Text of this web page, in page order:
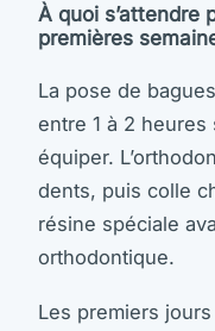
À quoi s’attendre
premières
La pose de
entre 1 à 2
équiper.
dents, puis colle
résine spéciale
orthodontique.
Les premiers